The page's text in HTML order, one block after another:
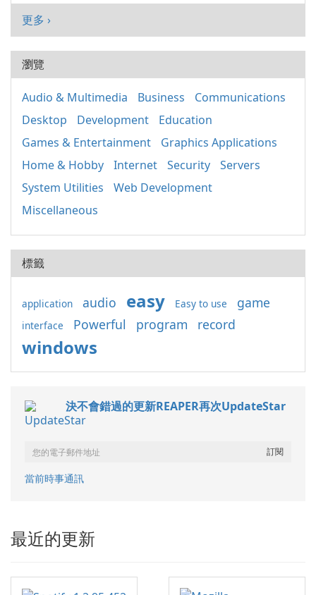
更多 ›
瀏覽
Audio & Multimedia Business
Communications
Desktop
Development
Education
Games & Entertainment
Graphics Applications
Home & Hobby
Internet Security
Servers
System Utilities
Web Development
Miscellaneous
標籤
application audio easy Easy to use game
interface Powerful program record
windows
決不會錯過的更新REAPER再次UpdateStar
當前時事通訊
最近的更新